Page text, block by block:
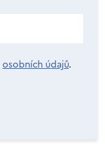
osobních údajů.